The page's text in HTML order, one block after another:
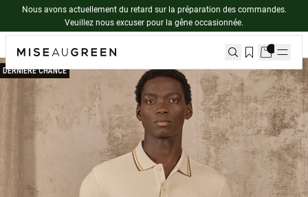
Nous avons actuellement du retard sur la préparation des commandes.
Veuillez nous excuser pour la gêne occasionnée.
DERNIÈRE CHANCE